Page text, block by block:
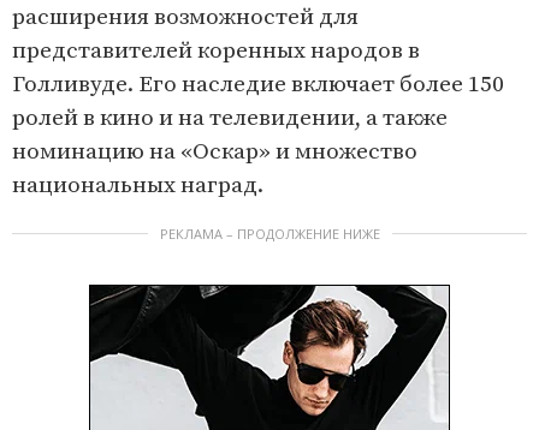
расширения возможностей для
представителей коренных народов в
Голливуде. Его наследие включает более 150
ролей в кино и на телевидении, а также
номинацию на «Оскар» и множество
национальных наград.
РЕКЛАМА – ПРОДОЛЖЕНИЕ НИЖЕ